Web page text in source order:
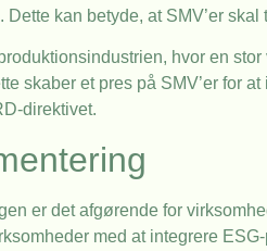
kan betyde, at SMV’er
hvor en
skaber et pres på SMV’er for
direktivet.
er det afgørende for
med at integrere